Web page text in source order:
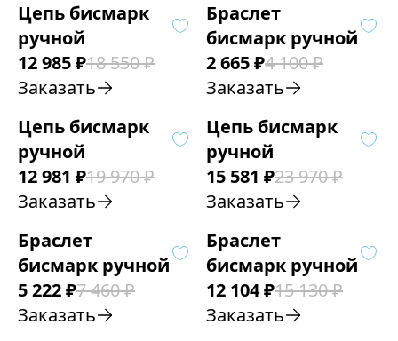
Цепь бисмарк
ручной
12 985₽18 550₽
Заказать
Браслет
бисмарк ручной
2 665₽4 100₽
Заказать
Цепь бисмарк
ручной
12 981 ₽19 970₽
Заказать
Цепь бисмарк
ручной
15 581 ₽23 970₽
Заказать
Браслет
бисмарк ручной
5 222₽7 460₽
Заказать
Браслет
бисмарк ручной
12 104₽15 130₽
Заказать